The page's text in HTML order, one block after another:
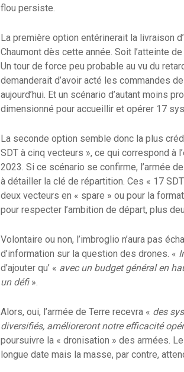
flou persiste.
La première option entérinerait la livraison
Chaumont dès cette année. Soit l’atteinte
Un tour de force peu probable au vu du
demanderait d’avoir acté les commandes
aujourd’hui. Et un scénario d’autant moins
dimensionné pour accueillir et opérer 17
La seconde option semble donc la plus
SDT à cinq vecteurs », ce qui correspond à
2023. Si ce scénario se confirme, l’armée
à détailler la clé de répartition. Ces « 17
deux vecteurs en « spare » ou pour la
pour respecter l’ambition de départ, plus
Volontaire ou non, l’imbroglio n’aura pas
d’information sur la question des drones. «
d’ajouter qu’ « avec un budget général en
un défi».
Alors, oui, l’armée de Terre recevra « des
diversifiés, amélioreront notre efficacité
poursuivre la « dronisation » des armées.
longue date mais la masse, par contre,